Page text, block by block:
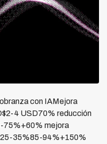
con IAMejora
4 USD70% reducción
mejora
25-35%85-94%+150%